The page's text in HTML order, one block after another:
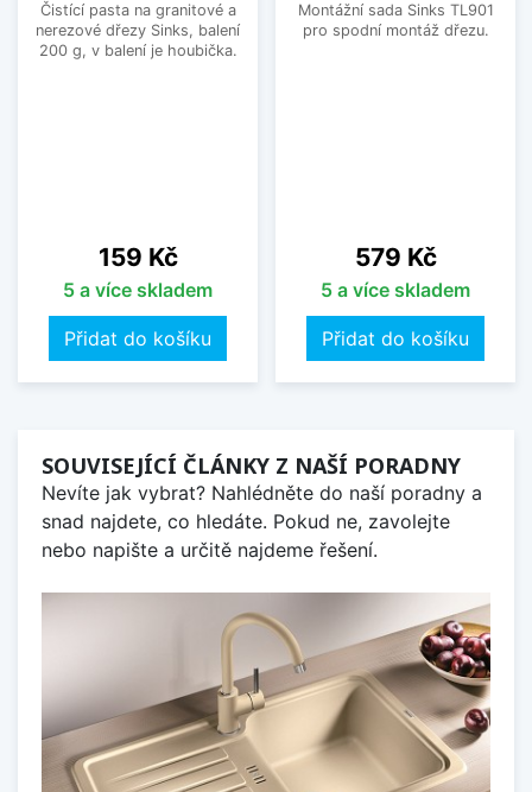
Čistící pasta na granitové a
nerezové dřezy Sinks, balení
200 g, v balení je houbička.
Cena
159 Kč
5 a více skladem
Přidat do košíku
Montážní sada Sinks TL901
pro spodní montáž dřezu.
Cena
579 Kč
5 a více skladem
Přidat do košíku
SOUVISEJÍCÍ ČLÁNKY Z NAŠÍ PORADNY
Nevíte jak vybrat? Nahlédněte do naší poradny a
snad najdete, co hledáte. Pokud ne, zavolejte
nebo napište a určitě najdeme řešení.